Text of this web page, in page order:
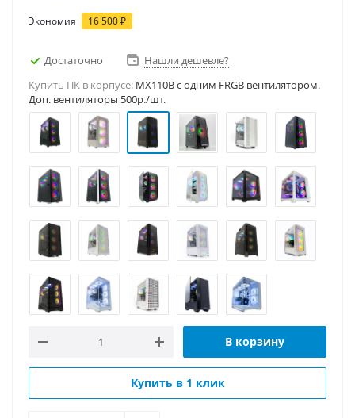
Экономия 16 500₽
Достаточно
Нашли дешевле?
Купить ПК в корпусе: MX110B c одним FRGB вентилятором.
Доп. вентиляторы 500р./шт.
В корзину
Купить в 1 клик